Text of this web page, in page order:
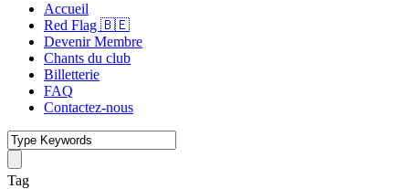
Accueil
Red Flag 🇧🇪
Devenir Membre
Chants du club
Billetterie
FAQ
Contactez-nous
Tag